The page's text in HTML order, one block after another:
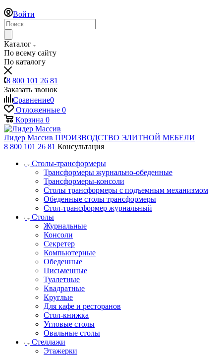
Войти
Каталог
По всему сайту
По каталогу
8 800 101 26 81
Заказать звонок
Сравнение0
Отложенные 0
Корзина 0
Лидер Массив ПРОИЗВОДСТВО ЭЛИТНОЙ МЕБЕЛИ
8 800 101 26 81 Консультация
Столы-трансформеры
Трансформеры журнально-обеденные
Трансформеры-консоли
Столы трансформеры с подъемным механизмом
Обеденные столы трансформеры
Стол-трансформер журнальный
Столы
Журнальные
Консоли
Секретер
Компьютерные
Обеденные
Письменные
Туалетные
Квадратные
Круглые
Для кафе и ресторанов
Стол-книжка
Угловые столы
Овальные столы
Стеллажи
Этажерки